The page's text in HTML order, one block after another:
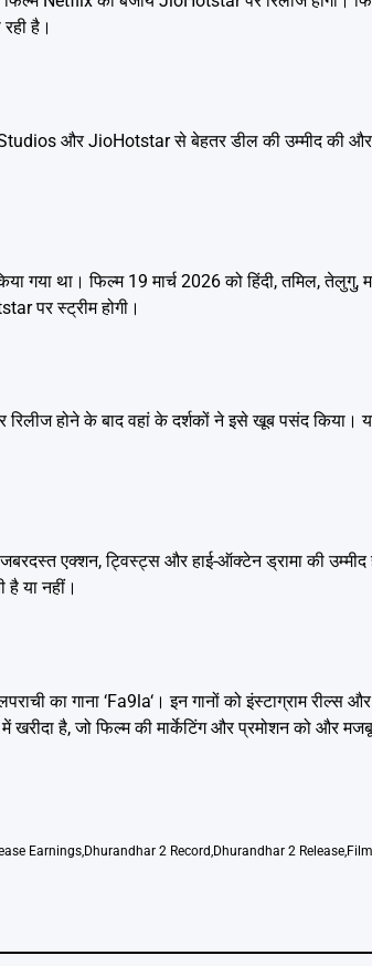
है।
और JioHotstar से बेहतर डील की उम्मीद की और
गया था। फिल्म 19 मार्च 2026 को हिंदी, तमिल,
पर स्ट्रीम होगी।
होने के बाद वहां के दर्शकों ने इसे खूब पसंद किया।
एक्शन, ट्विस्ट्स और हाई-ऑक्टेन ड्रामा की
है या नहीं।
का गाना ‘Fa9la‘। इन गानों को इंस्टाग्राम रील्स
है, जो फिल्म की मार्केटिंग और प्रमोशन को और
Earnings Dhurandhar 2 Record Dhurandhar 2 Release